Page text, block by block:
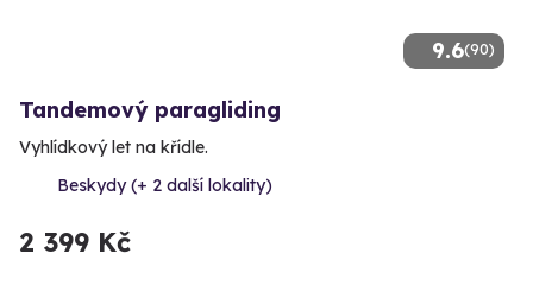
9.6(90)
Tandemový paragliding
Vyhlídkový let na křídle.
Beskydy (+ 2 další lokality)
2 399 Kč